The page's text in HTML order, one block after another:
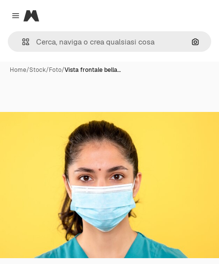
Close menu
Magnific
Cerca
Home/Stock/Foto/Vista frontale bella…